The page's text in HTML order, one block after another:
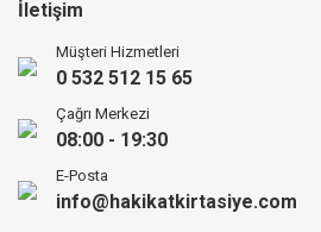
İletişim
Müşteri Hizmetleri
0 532 512 15 65
Çağrı Merkezi
08:00 - 19:30
E-Posta
info@hakikatkirtasiye.com